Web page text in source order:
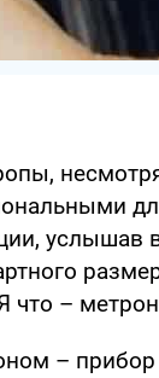
что –
–